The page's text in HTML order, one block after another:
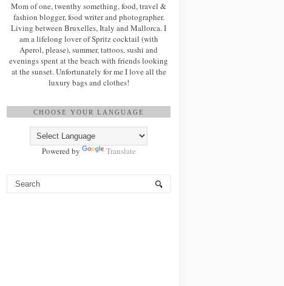
Mom of one, twenthy something, food, travel &
fashion blogger, food writer and photographer.
Living between Bruxelles, Italy and Mallorca. I
am a lifelong lover of Spritz cocktail (with
Aperol, please), summer, tattoos, sushi and
evenings spent at the beach with friends looking
at the sunset. Unfortunately for me I love all the
luxury bags and clothes!
CHOOSE YOUR LANGUAGE
Powered by Translate